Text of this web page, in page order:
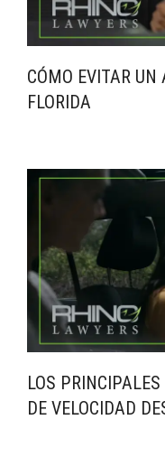
CÓMO EVITAR UN
FLORIDA
LOS
DE VELOCIDAD